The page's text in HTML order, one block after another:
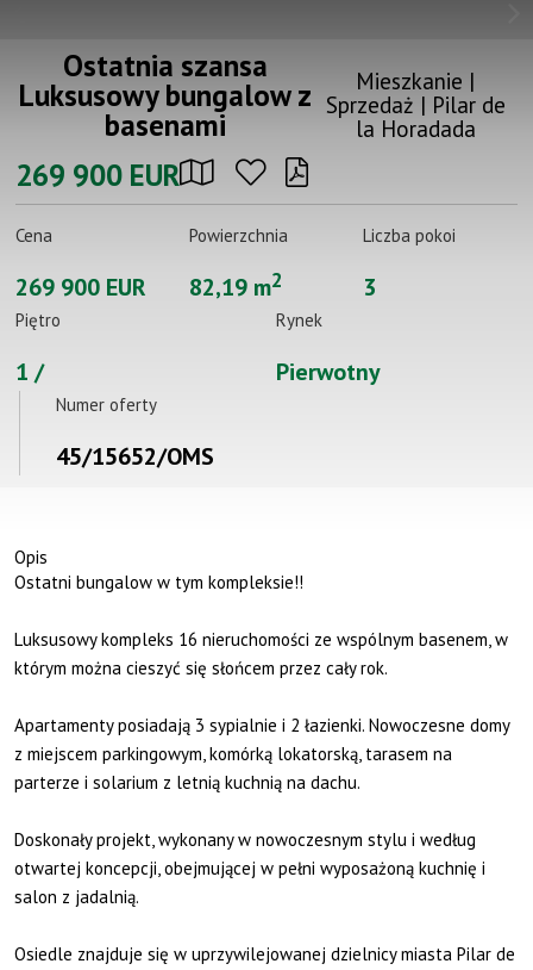
Ostatnia szansa
Luksusowy bungalow z
basenami
Mieszkanie |
Sprzedaż | Pilar de
la Horadada
269 900 EUR
Cena
269 900 EUR
Powierzchnia
82,19 m2
Liczba pokoi
3
Piętro
1 /
Rynek
Pierwotny
Numer oferty
45/15652/OMS
Opis
Ostatni bungalow w tym kompleksie!!
Luksusowy kompleks 16 nieruchomości ze wspólnym basenem, w
którym można cieszyć się słońcem przez cały rok.
Apartamenty posiadają 3 sypialnie i 2 łazienki. Nowoczesne domy
z miejscem parkingowym, komórką lokatorską, tarasem na
parterze i solarium z letnią kuchnią na dachu.
Doskonały projekt, wykonany w nowoczesnym stylu i według
otwartej koncepcji, obejmującej w pełni wyposażoną kuchnię i
salon z jadalnią.
Osiedle znajduje się w uprzywilejowanej dzielnicy miasta Pilar de